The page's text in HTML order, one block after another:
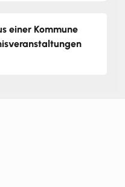
einer Kommune